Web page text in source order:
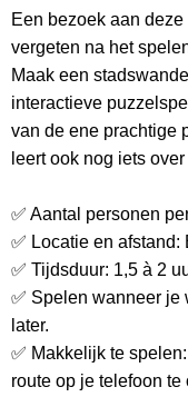
Een bezoek aan
vergeten na het
Maak een
interactieve
van de ene prachtige
leert ook nog iets
✅ Aantal personen
✅ Locatie en
✅ Tijdsduur: 1,5 à 2
✅ Spelen wanneer je
later.
✅ Makkelijk te
route op je telefoon